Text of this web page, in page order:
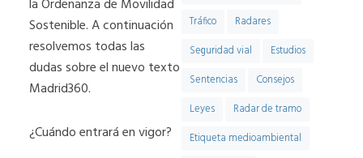
la Ordenanza de Movilidad
Sostenible. A continuación
resolvemos todas las
dudas sobre el nuevo texto
Madrid360.
¿Cuándo entrará en vigor?
Tráfico
Radares
Seguridad vial
Estudios
Sentencias
Consejos
Leyes
Radar de tramo
Etiqueta medioambiental